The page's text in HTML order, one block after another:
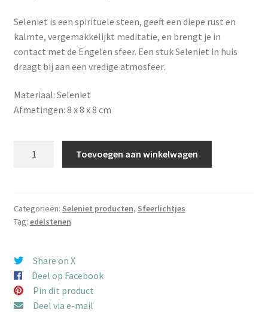
Seleniet is een spirituele steen, geeft een diepe rust en
kalmte, vergemakkelijkt meditatie, en brengt je in
contact met de Engelen sfeer. Een stuk Seleniet in huis
draagt bij aan een vredige atmosfeer.
Materiaal: Seleniet
Afmetingen: 8 x 8 x 8 cm
Toevoegen aan winkelwagen
Categorieën: Seleniet producten, Sfeerlichtjes
Tag: edelstenen
Share on X
Deel op Facebook
Pin dit product
Deel via e-mail